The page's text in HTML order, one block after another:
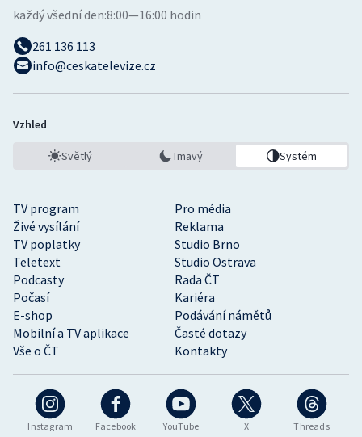
Instagram Facebook YouTube X Threads
TV program
Pro média
Živé vysílání
Reklama
TV poplatky
Studio Brno
Teletext
Studio Ostrava
Podcasty
Rada ČT
Počasí
Kariéra
E-shop
Podávání námětů
Mobilní a TV aplikace
Časté dotazy
Vše o ČT
Kontakty
každý všední den:8:00—16:00 hodin
261 136 113
info@ceskatelevize.cz
Vzhled
Světlý Tmavý Systém